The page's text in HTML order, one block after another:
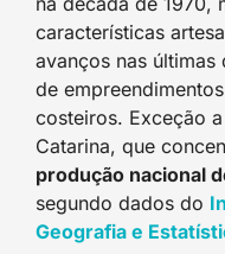
características
avanços nas últimas
de
costeiros. Exceção
Catarina, que
produção nacional
segundo dados do
Geografia e